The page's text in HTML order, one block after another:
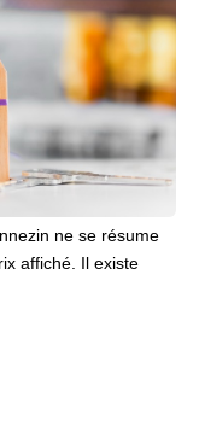
ne se résume
affiché. Il existe